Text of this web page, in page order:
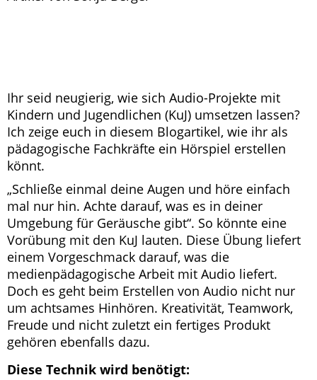
Ihr seid neugierig, wie sich Audio-Projekte mit
Kindern und Jugendlichen (KuJ) umsetzen lassen?
Ich zeige euch in diesem Blogartikel, wie ihr als
pädagogische Fachkräfte ein Hörspiel erstellen
könnt.
„Schließe einmal deine Augen und höre einfach
mal nur hin. Achte darauf, was es in deiner
Umgebung für Geräusche gibt“. So könnte eine
Vorübung mit den KuJ lauten. Diese Übung liefert
einem Vorgeschmack darauf, was die
medienpädagogische Arbeit mit Audio liefert.
Doch es geht beim Erstellen von Audio nicht nur
um achtsames Hinhören. Kreativität, Teamwork,
Freude und nicht zuletzt ein fertiges Produkt
gehören ebenfalls dazu.
Diese Technik wird benötigt: